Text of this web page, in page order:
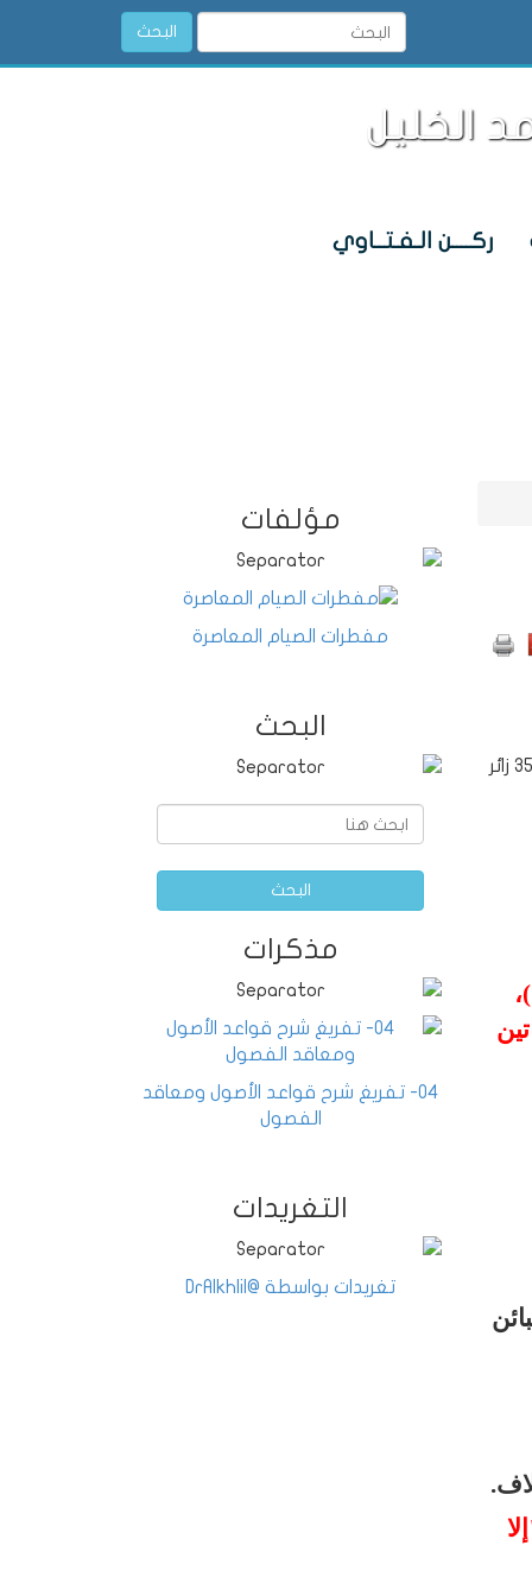
البحث
الخليل
ركــــن الـفـتــاوي
زائر
مؤلفات
مفطرات الصيام المعاصرة
البحث
البحث
مذكرات
04- تفريغ شرح قواعد الأصول ومعاقد
الفصول
التغريدات
تغريدات بواسطة @DrAlkhlil